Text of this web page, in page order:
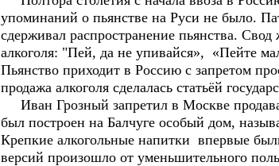
упоминаний о пьянстве на Руси не было.
сдерживал распространение пьянства.
алкоголя: "Пей, да не упивайся», «Пейте
Пьянство приходит в Россию с запретом
продажа алкоголя сделалась статьёй
Иван Грозный запретил в Москве
был построен на Балчуге особый дом,
Крепкие алкогольные напитки впервые
версий произошло от уменьшительного